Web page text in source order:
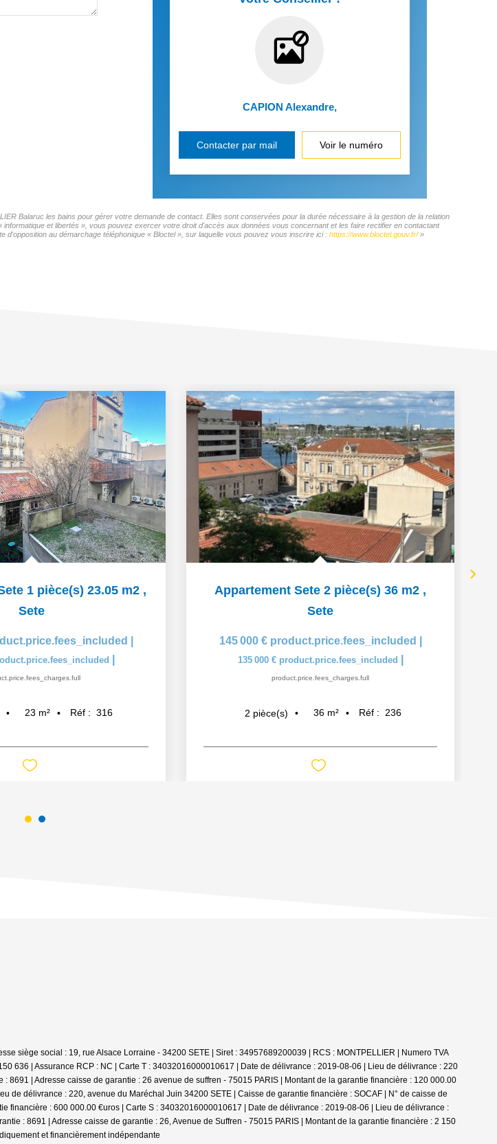
CAPION Alexandre,
Contacter par mail Voir le numéro
Balaruc les bains pour gérer votre demande de contact. Elles sont conservées pour la durée nécessaire à la gestion de la relation
et libertés », vous pouvez exercer votre droit d'accès aux données vous concernant et les faire rectifier en contactant
au démarchage téléphonique « Bloctel », sur laquelle vous pouvez vous inscrire ici : https://www.bloctel.gouv.fr/»
1 pièce(s) 23.05 m2 ,
Sete
23 m² Réf : 316
Appartement Sete 2 pièce(s) 36 m2 ,
Sete
145 000 € product.price.fees_included
135 000 € product.price.fees_included
product.price.fees_charges.full
2 pièce(s) 36 m² Réf : 236
siège social : 19, rue Alsace Lorraine - 34200 SETE | Siret : 34957689200039 | RCS : MONTPELLIER | Numero TVA
636 | Assurance RCP : NC | Carte T : 34032016000010617 | Date de délivrance : 2019-08-06 | Lieu de délivrance : 220
| Adresse caisse de garantie : 26 avenue de suffren - 75015 PARIS | Montant de la garantie financière : 120 000.00
de délivrance : 220, avenue du Maréchal Juin 34200 SETE | Caisse de garantie financière : SOCAF | N° de caisse de
financière : 600 000.00 €uros | Carte S : 34032016000010617 | Date de délivrance : 2019-08-06 | Lieu de délivrance :
: 8691 | Adresse caisse de garantie : 26, Avenue de Suffren - 75015 PARIS | Montant de la garantie financière : 2 150
et financièrement indépendante